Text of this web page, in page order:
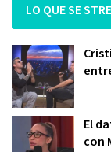
LO QUE SE
El
con